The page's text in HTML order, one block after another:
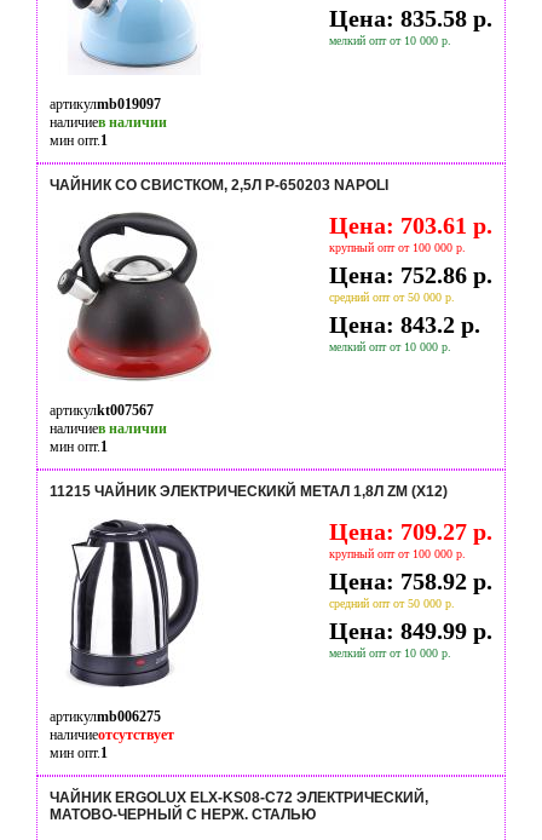
Цена: 835.58 р.
мелкий опт от 10 000 р.
артикулmb019097
наличиев наличии
мин опт.1
ЧАЙНИК СО СВИСТКОМ, 2,5Л P-650203 NAPOLI
Цена: 703.61 р.
крупный опт от 100 000 р.
Цена: 752.86 р.
средний опт от 50 000 р.
Цена: 843.2 р.
мелкий опт от 10 000 р.
артикулkt007567
наличиев наличии
мин опт.1
11215 ЧАЙНИК ЭЛЕКТРИЧЕСКИКЙ МЕТАЛ 1,8Л ZM (Х12)
Цена: 709.27 р.
крупный опт от 100 000 р.
Цена: 758.92 р.
средний опт от 50 000 р.
Цена: 849.99 р.
мелкий опт от 10 000 р.
артикулmb006275
наличиеотсутствует
мин опт.1
ЧАЙНИК ERGOLUX ELX-KS08-C72 ЭЛЕКТРИЧЕСКИЙ,
МАТОВО-ЧЕРНЫЙ С НЕРЖ. СТАЛЬЮ